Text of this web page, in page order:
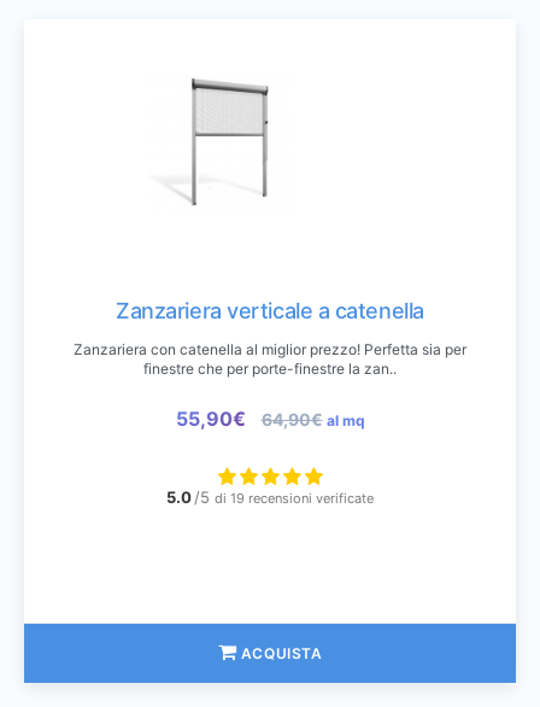
Zanzariera verticale a catenella
Zanzariera con catenella al miglior prezzo! Perfetta sia per
finestre che per porte-finestre la zan..
55,90€ 64,90€ al mq
5.0/5 di 19 recensioni verificate
ACQUISTA